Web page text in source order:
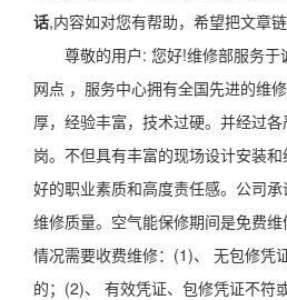
话,内容如对您有帮助，希望把文章
尊敬的用户: 您好!维修部服务
网点 ，服务中心拥有全国先进的维
厚，经验丰富，技术过硬。并经过
岗。不但具有丰富的现场设计安装
好的职业素质和高度责任感。公司
维修质量。空气能保修期间是免费
情况需要收费维修：(1)、 无包修凭
的；(2)、 有效凭证、包修凭证不符